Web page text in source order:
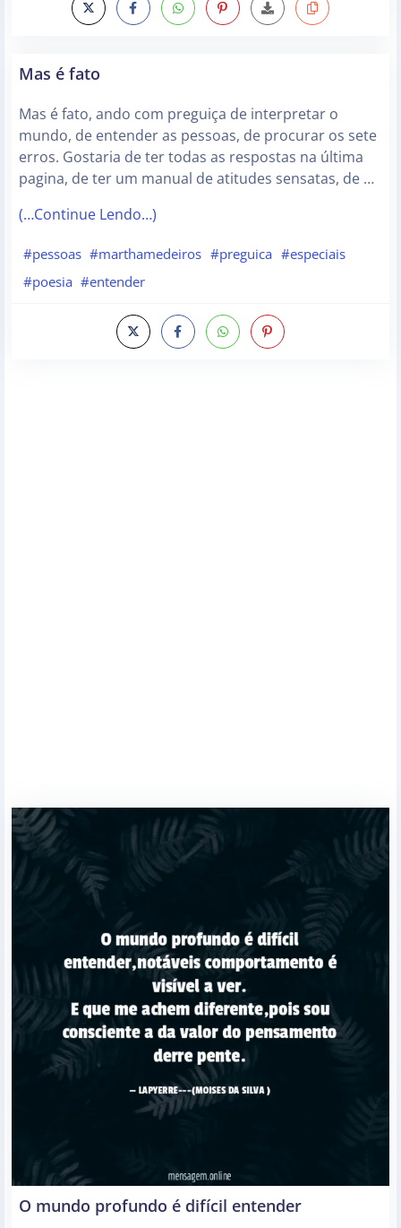
Mas é fato
Mas é fato, ando com preguiça de interpretar o
mundo, de entender as pessoas, de procurar os sete
erros. Gostaria de ter todas as respostas na última
pagina, de ter um manual de atitudes sensatas, de …
(…Continue Lendo…)
#pessoas #marthamedeiros #preguica #especiais
#poesia #entender
O mundo profundo é difícil entender